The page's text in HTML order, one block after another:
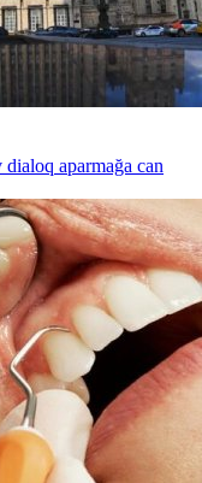
aparmağa can